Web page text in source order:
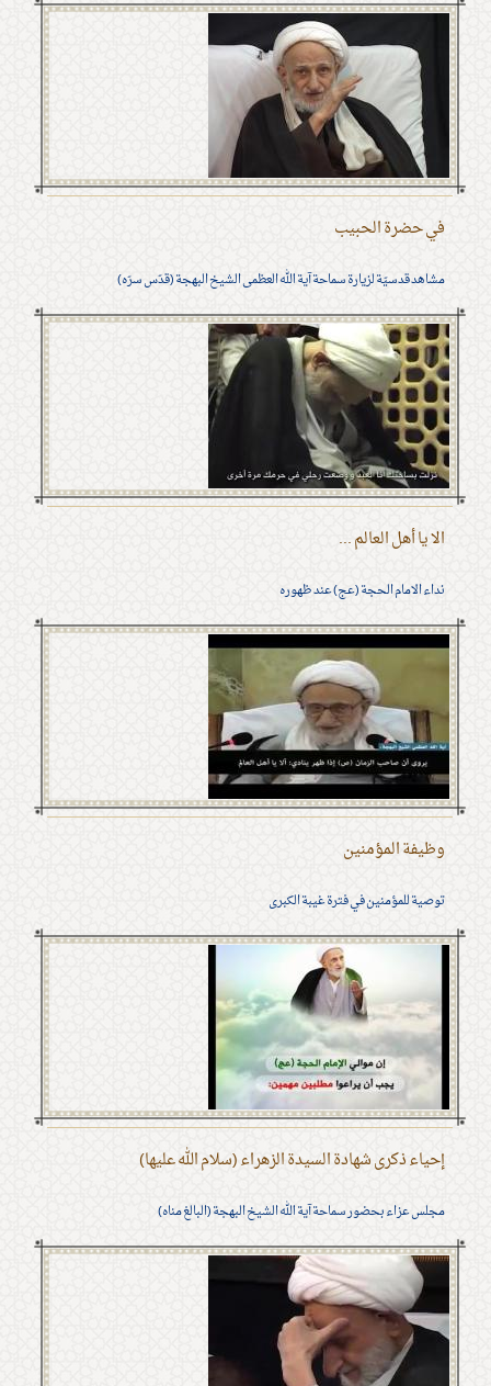
في حضرة الحبيب
مشاهد قدسيّة لزيارة سماحة آية الله العظمى الشيخ البهجة (قدّس سرّه)
الا يا أهل العالم ...
نداء الامام الحجة (عج) عند ظهوره
وظيفة المؤمنين
توصية للمؤمنين في فترة غيبة الكبرى
إحياء ذكرى شهادة السيدة الزهراء (سلام الله عليها)
مجلس عزاء بحضور سماحة آية الله الشيخ البهجة (البالغ مناه)